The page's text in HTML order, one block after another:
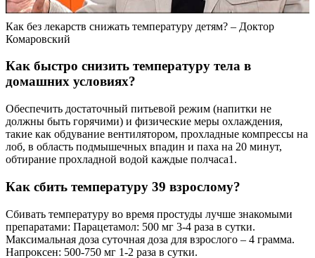
Как без лекарств снижать температуру детям? – Доктор
Комаровский
Как быстро снизить температуру тела в
домашних условиях?
Обеспечить достаточный питьевой режим (напитки не
должны быть горячими) и физические меры охлаждения,
такие как обдувание вентилятором, прохладные компрессы на
лоб, в область подмышечных впадин и паха на 20 минут,
обтирание прохладной водой каждые полчаса1.
Как сбить температуру 39 взрослому?
Сбивать температуру во время простуды лучше знакомыми
препаратами: Парацетамол: 500 мг 3-4 раза в сутки.
Максимальная доза суточная доза для взрослого – 4 грамма.
Напроксен: 500-750 мг 1-2 раза в сутки.